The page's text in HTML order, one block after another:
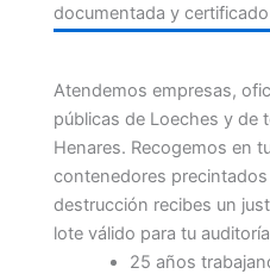
documentada y
Atendemos empresas,
públicas de Loeches y de
Henares. Recogemos en
contenedores
destrucción recibes un
lote válido para tu auditoría
25 años